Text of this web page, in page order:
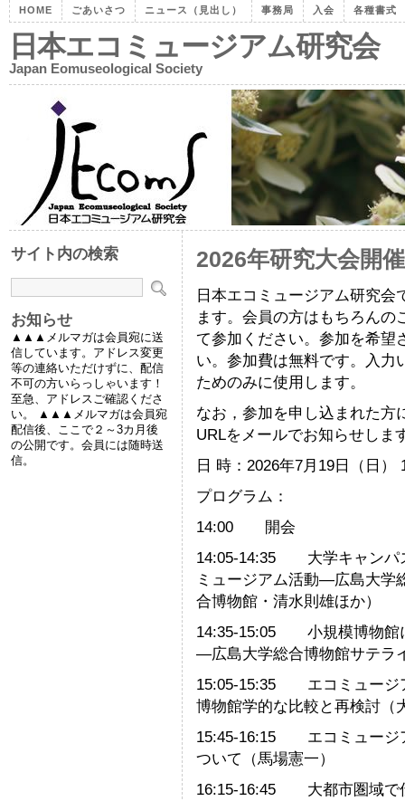
HOME ごあいさつ ニュース（見出し） 事務局 入会 各種書式
日本エコミュージアム研究会
Japan Eomuseological Society
2026年研究大会開
日本エコミュージアム研究
ます。会員の方はもちろん
て参加ください。参加を希望
い。参加費は無料です。入力
ためのみに使用します。
なお，参加を申し込まれた方
URLをメールでお知らせしま
日 時：2026年7月19日（日）
プログラム：
14:00 開会
14:05-14:35 大学キャンパ
ミュージアム活動―広島大学
合博物館・清水則雄ほか）
14:35-15:05 小規模博物館
―広島大学総合博物館サテラ
15:05-15:35 エコミュージ
博物館学的な比較と再検討（
15:45-16:15 エコミュージ
ついて（馬場憲一）
16:15-16:45 大都市圏域で
サイト内の検索
お知らせ
▲▲▲メルマガは会員宛に送
信しています。アドレス変更
等の連絡いただけずに、配信
不可の方いらっしゃいます！
至急、アドレスご確認くださ
い。 ▲▲▲メルマガは会員宛
配信後、ここで２～3カ月後
の公開です。会員には随時送
信。